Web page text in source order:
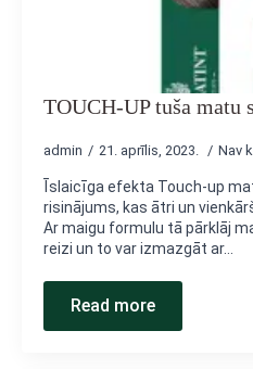
TOUCH-UP tuša matu
admin 21. aprīlis, 2023. Nav
Īslaicīga efekta Touch-up
risinājums, kas ātri un
Ar maigu formulu tā pārklāj
reizi un to var izmazgāt ar…
Read more